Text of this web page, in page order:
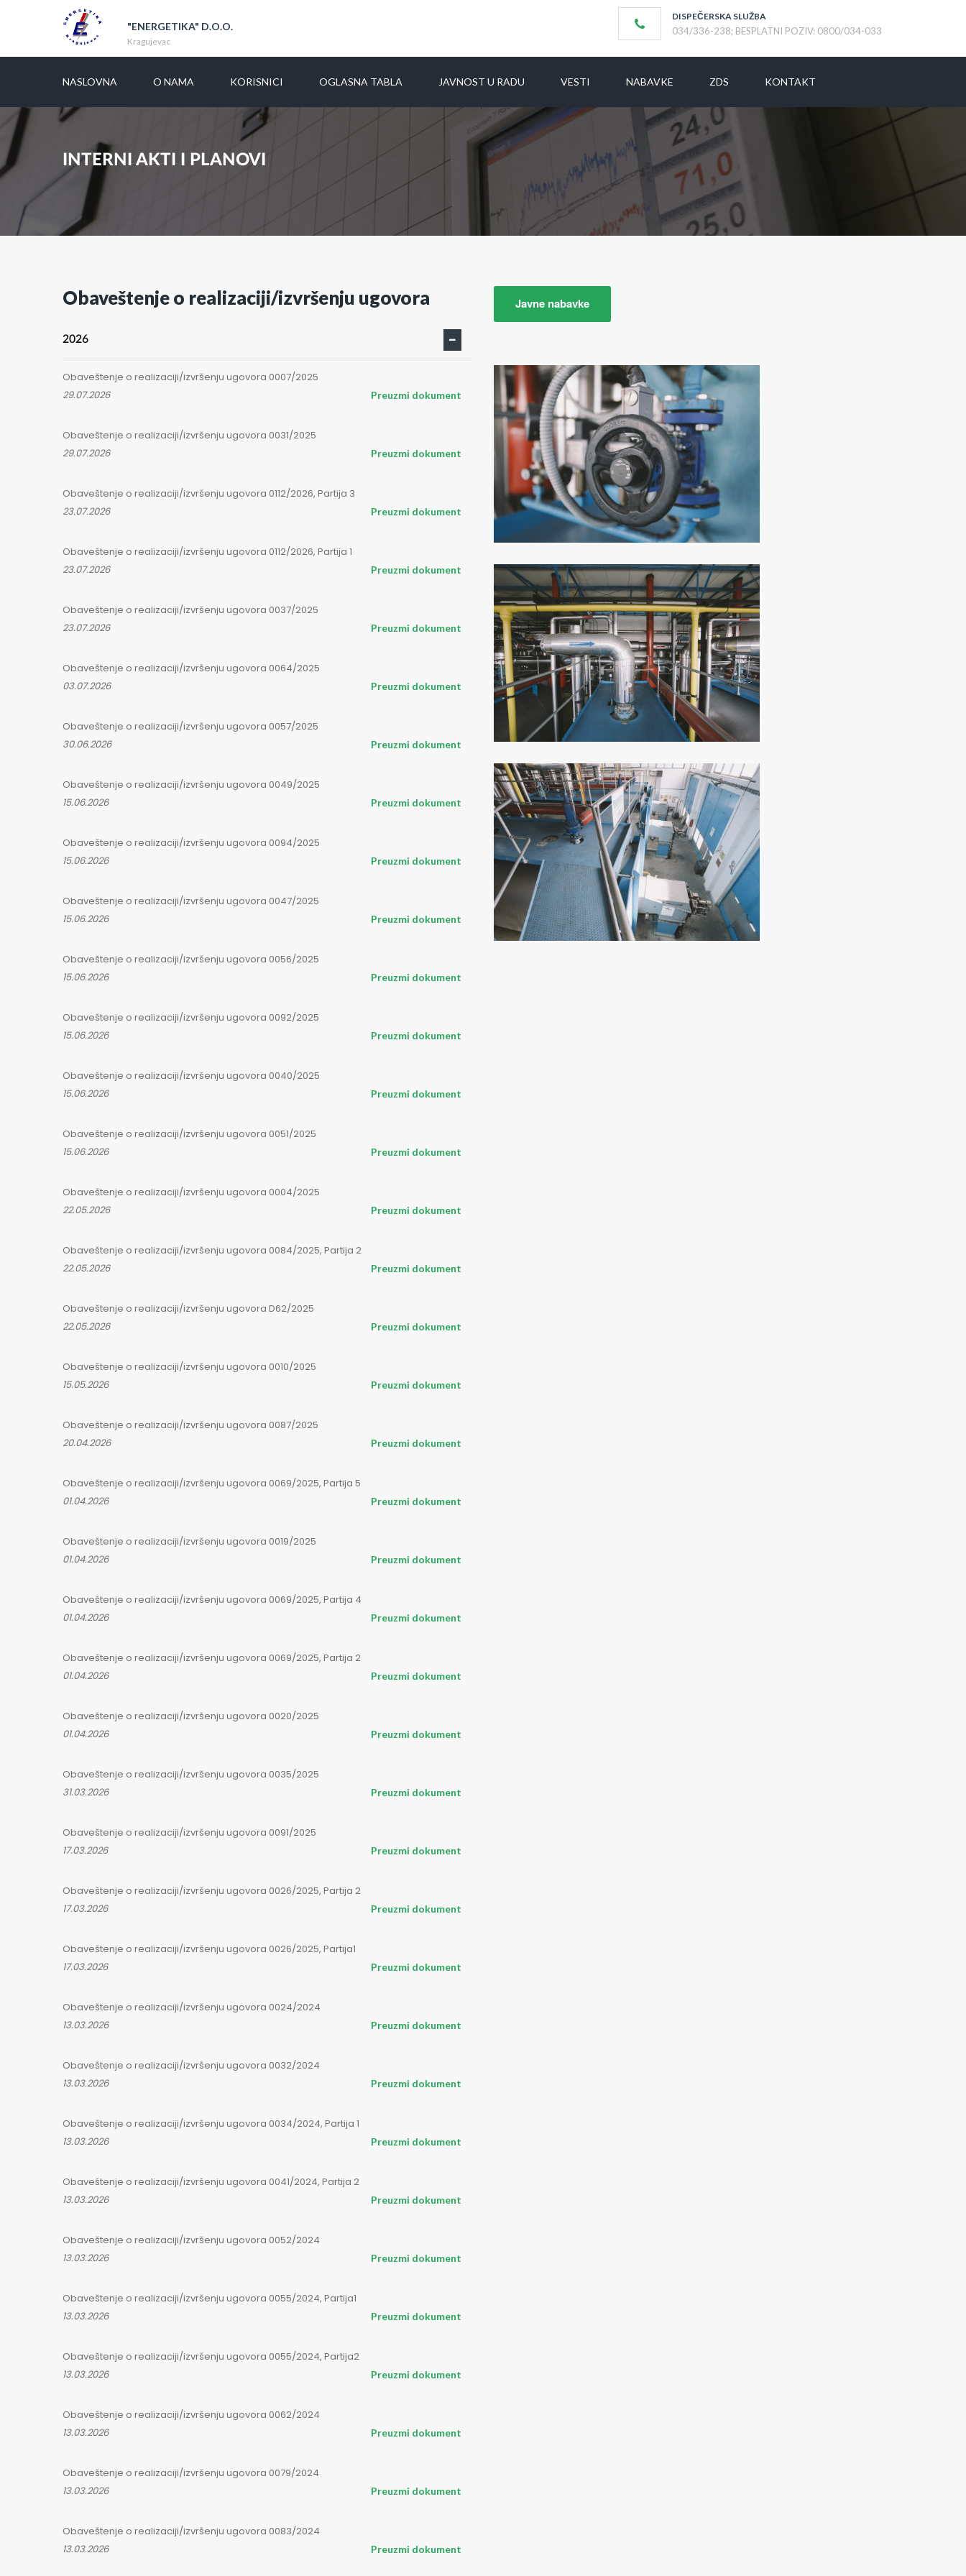
"ENERGETIKA" D.O.O.
Kragujevac
DISPEČERSKA SLUŽBA
034/336-238; BESPLATNI POZIV: 0800/034-033
NASLOVNA O NAMA KORISNICI OGLASNA TABLA JAVNOST U RADU VESTI NABAVKE ZDS KONTAKT
INTERNI AKTI I PLANOVI
Obaveštenje o realizaciji/izvršenju ugovora
2026
Obaveštenje o realizaciji/izvršenju ugovora 0007/2025
29.07.2026
Preuzmi dokument
Obaveštenje o realizaciji/izvršenju ugovora 0031/2025
29.07.2026
Preuzmi dokument
Obaveštenje o realizaciji/izvršenju ugovora 0112/2026, Partija 3
23.07.2026
Preuzmi dokument
Obaveštenje o realizaciji/izvršenju ugovora 0112/2026, Partija 1
23.07.2026
Preuzmi dokument
Obaveštenje o realizaciji/izvršenju ugovora 0037/2025
23.07.2026
Preuzmi dokument
Obaveštenje o realizaciji/izvršenju ugovora 0064/2025
03.07.2026
Preuzmi dokument
Obaveštenje o realizaciji/izvršenju ugovora 0057/2025
30.06.2026
Preuzmi dokument
Obaveštenje o realizaciji/izvršenju ugovora 0049/2025
15.06.2026
Preuzmi dokument
Obaveštenje o realizaciji/izvršenju ugovora 0094/2025
15.06.2026
Preuzmi dokument
Obaveštenje o realizaciji/izvršenju ugovora 0047/2025
15.06.2026
Preuzmi dokument
Obaveštenje o realizaciji/izvršenju ugovora 0056/2025
15.06.2026
Preuzmi dokument
Obaveštenje o realizaciji/izvršenju ugovora 0092/2025
15.06.2026
Preuzmi dokument
Obaveštenje o realizaciji/izvršenju ugovora 0040/2025
15.06.2026
Preuzmi dokument
Obaveštenje o realizaciji/izvršenju ugovora 0051/2025
15.06.2026
Preuzmi dokument
Obaveštenje o realizaciji/izvršenju ugovora 0004/2025
22.05.2026
Preuzmi dokument
Obaveštenje o realizaciji/izvršenju ugovora 0084/2025, Partija 2
22.05.2026
Preuzmi dokument
Obaveštenje o realizaciji/izvršenju ugovora D62/2025
22.05.2026
Preuzmi dokument
Obaveštenje o realizaciji/izvršenju ugovora 0010/2025
15.05.2026
Preuzmi dokument
Obaveštenje o realizaciji/izvršenju ugovora 0087/2025
20.04.2026
Preuzmi dokument
Obaveštenje o realizaciji/izvršenju ugovora 0069/2025, Partija 5
01.04.2026
Preuzmi dokument
Obaveštenje o realizaciji/izvršenju ugovora 0019/2025
01.04.2026
Preuzmi dokument
Obaveštenje o realizaciji/izvršenju ugovora 0069/2025, Partija 4
01.04.2026
Preuzmi dokument
Obaveštenje o realizaciji/izvršenju ugovora 0069/2025, Partija 2
01.04.2026
Preuzmi dokument
Obaveštenje o realizaciji/izvršenju ugovora 0020/2025
01.04.2026
Preuzmi dokument
Obaveštenje o realizaciji/izvršenju ugovora 0035/2025
31.03.2026
Preuzmi dokument
Obaveštenje o realizaciji/izvršenju ugovora 0091/2025
17.03.2026
Preuzmi dokument
Obaveštenje o realizaciji/izvršenju ugovora 0026/2025, Partija 2
17.03.2026
Preuzmi dokument
Obaveštenje o realizaciji/izvršenju ugovora 0026/2025, Partija1
17.03.2026
Preuzmi dokument
Obaveštenje o realizaciji/izvršenju ugovora 0024/2024
13.03.2026
Preuzmi dokument
Obaveštenje o realizaciji/izvršenju ugovora 0032/2024
13.03.2026
Preuzmi dokument
Obaveštenje o realizaciji/izvršenju ugovora 0034/2024, Partija 1
13.03.2026
Preuzmi dokument
Obaveštenje o realizaciji/izvršenju ugovora 0041/2024, Partija 2
13.03.2026
Preuzmi dokument
Obaveštenje o realizaciji/izvršenju ugovora 0052/2024
13.03.2026
Preuzmi dokument
Obaveštenje o realizaciji/izvršenju ugovora 0055/2024, Partija1
13.03.2026
Preuzmi dokument
Obaveštenje o realizaciji/izvršenju ugovora 0055/2024, Partija2
13.03.2026
Preuzmi dokument
Obaveštenje o realizaciji/izvršenju ugovora 0062/2024
13.03.2026
Preuzmi dokument
Obaveštenje o realizaciji/izvršenju ugovora 0079/2024
13.03.2026
Preuzmi dokument
Obaveštenje o realizaciji/izvršenju ugovora 0083/2024
13.03.2026
Preuzmi dokument
Javne nabavke